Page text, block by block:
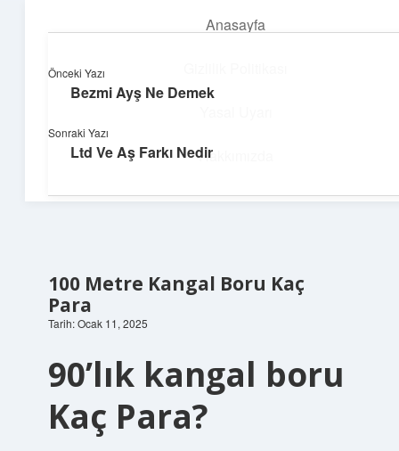
Anasayfa
Hakkımızda
Pratik Çözüm Rehberi
100 Metre Kangal Boru Kaç
Para
Tarih: Ocak 11, 2025
90’lık kangal boru
Kaç Para?
Önceki Yazı
Bezmi Ayş Ne Demek
Sonraki Yazı
Ltd Ve Aş Farkı Nedir